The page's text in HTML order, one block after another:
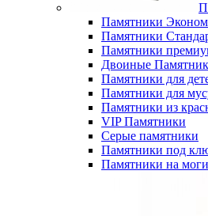
Памятники Эконом
Памятники
Памятники
Двоиные
Памятники для
Памятники для
Памятники из
VIP Памятники
Серые памятники
Памятники под
Памятники на